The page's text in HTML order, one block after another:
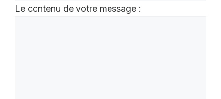
Le contenu de votre message :